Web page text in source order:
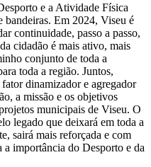
e a Atividade Física
bandeiras. Em 2024, Viseu é
continuidade, passo a passo,
cidadão é mais ativo, mais
conjunto de toda a
toda a região. Juntos,
dinamizador e agregador
a missão e os objetivos
municipais de Viseu. O
legado que deixará em toda a
sairá mais reforçada e com
a importância do Desporto e da